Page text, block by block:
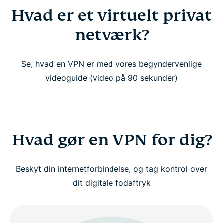
Hvad er et virtuelt privat netværk?
Hvad gør en VPN for dig?
Hvem bør bruge en VPN?
Hvordan fungerer en VPN?
Forklaring af VPN-typer
Hvad er et virtuelt privat
netværk?
Se, hvad en VPN er med vores begyndervenlige
videoguide (video på 90 sekunder)
Hvad gør en VPN for dig?
Beskyt din internetforbindelse, og tag kontrol over
dit digitale fodaftryk